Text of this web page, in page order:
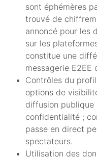
sont éphémères
trouvé de
annoncé pour les
sur les
constitue une
messagerie E2EE
Contrôles du
options de
diffusion publique
confidentialité ;
passe en direct
spectateurs.
Utilisation des